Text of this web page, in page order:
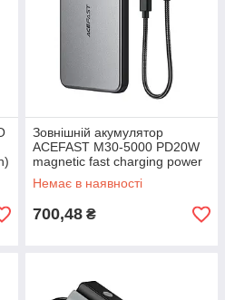
Зовнішній акумулятор
ACEFAST M30-5000 PD20W
magnetic fast charging power
bank with cable Black
Немає в наявності
700,48 ₴